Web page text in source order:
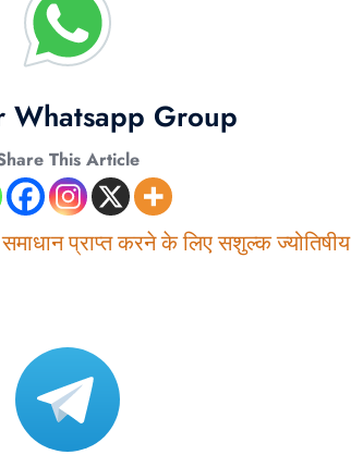
Whatsapp Group
This Article
प्राप्त करने के लिए सशुल्क